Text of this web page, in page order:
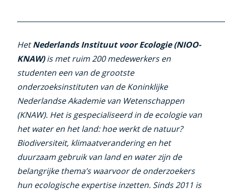
HetNederlands Instituut voor Ecologie (NIOO-
KNAW)is met ruim 200 medewerkers en
studenten een van de grootste
onderzoeksinstituten van de Koninklijke
Nederlandse Akademie van Wetenschappen
(KNAW). Het is gespecialiseerd in de ecologie van
het water en het land: hoe werkt de natuur?
Biodiversiteit, klimaatverandering en het
duurzaam gebruik van land en water zijn de
belangrijke thema’s waarvoor de onderzoekers
hun ecologische expertise inzetten. Sinds 2011 is